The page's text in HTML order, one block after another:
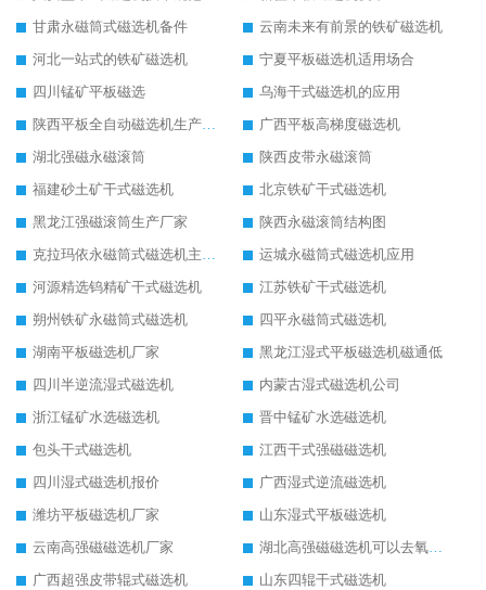
甘肃永磁筒式磁选机备件
云南未来有前景的铁矿磁选机
河北一站式的铁矿磁选机
宁夏平板磁选机适用场合
四川锰矿平板磁选
乌海干式磁选机的应用
陕西平板全自动磁选机生产厂家
广西平板高梯度磁选机
湖北强磁永磁滚筒
陕西皮带永磁滚筒
福建砂土矿干式磁选机
北京铁矿干式磁选机
黑龙江强磁滚筒生产厂家
陕西永磁滚筒结构图
克拉玛依永磁筒式磁选机主要技术参数
运城永磁筒式磁选机应用
河源精选钨精矿干式磁选机
江苏铁矿干式磁选机
朔州铁矿永磁筒式磁选机
四平永磁筒式磁选机
湖南平板磁选机厂家
黑龙江湿式平板磁选机磁通低
四川半逆流湿式磁选机
内蒙古湿式磁选机公司
浙江锰矿水选磁选机
晋中锰矿水选磁选机
包头干式磁选机
江西干式强磁磁选机
四川湿式磁选机报价
广西湿式逆流磁选机
潍坊平板磁选机厂家
山东湿式平板磁选机
云南高强磁磁选机厂家
湖北高强磁磁选机可以去氧化铝
广西超强皮带辊式磁选机
山东四辊干式磁选机